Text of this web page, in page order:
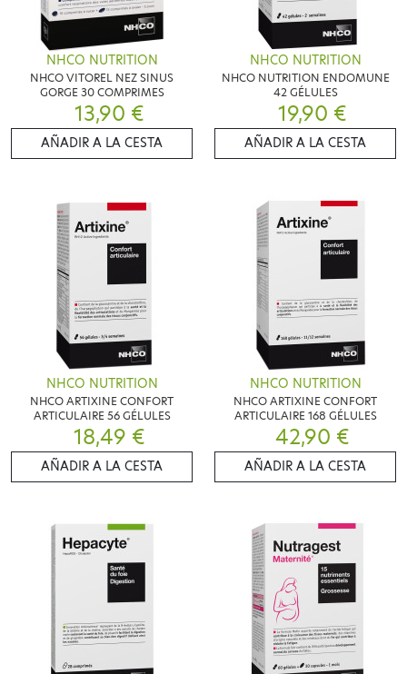
NHCO NUTRITION
NHCO VITOREL NEZ SINUS
GORGE 30 COMPRIMES
13,90 €
AÑADIR A LA CESTA
NHCO NUTRITION
NHCO NUTRITION ENDOMUNE
42 GÉLULES
19,90 €
AÑADIR A LA CESTA
NHCO NUTRITION
NHCO ARTIXINE CONFORT
ARTICULAIRE 56 GÉLULES
18,49 €
AÑADIR A LA CESTA
NHCO NUTRITION
NHCO ARTIXINE CONFORT
ARTICULAIRE 168 GÉLULES
42,90 €
AÑADIR A LA CESTA